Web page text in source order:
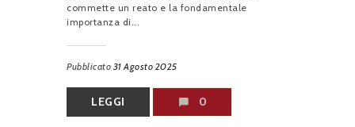
commette un reato e la fondamentale
importanza di...
Pubblicato 31 Agosto 2025
LEGGI 0